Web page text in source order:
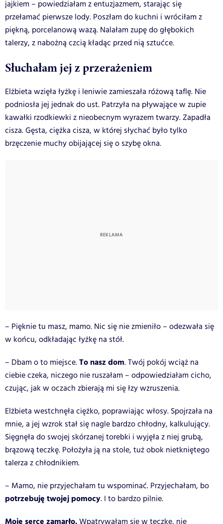
jajkiem – powiedziałam z entuzjazmem, starając się
przełamać pierwsze lody. Poszłam do kuchni i wróciłam z
piękną, porcelanową wazą. Nalałam zupę do głębokich
talerzy, z nabożną czcią kładąc przed nią sztućce.
Słuchałam jej z przerażeniem
Elżbieta wzięła łyżkę i leniwie zamieszała różową taflę. Nie
podniosła jej jednak do ust. Patrzyła na pływające w zupie
kawałki rzodkiewki z nieobecnym wyrazem twarzy. Zapadła
cisza. Gęsta, ciężka cisza, w której słychać było tylko
brzęczenie muchy obijającej się o szybę okna.
– Pięknie tu masz, mamo. Nic się nie zmieniło – odezwała się
w końcu, odkładając łyżkę na stół.
– Dbam o to miejsce.To nasz dom. Twój pokój wciąż na
ciebie czeka, niczego nie ruszałam – odpowiedziałam cicho,
czując, jak w oczach zbierają mi się łzy wzruszenia.
Elżbieta westchnęła ciężko, poprawiając włosy. Spojrzała na
mnie, a jej wzrok stał się nagle bardzo chłodny, kalkulujący.
Sięgnęła do swojej skórzanej torebki i wyjęła z niej grubą,
brązową teczkę. Położyła ją na stole, tuż obok nietkniętego
talerza z chłodnikiem.
– Mamo, nie przyjechałam tu wspominać. Przyjechałam, bo
potrzebuję twojej pomocy. I to bardzo pilnie.
Wpatrywałam się w teczkę, nie